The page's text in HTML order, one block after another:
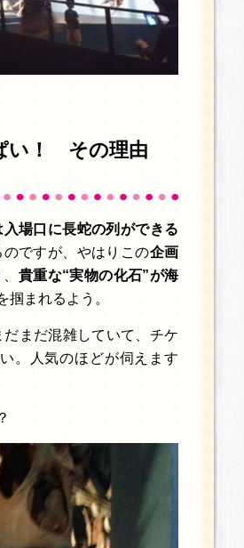
い！ その理由
入場口に長蛇の列ができる
ですが、やはりこの企画
貴重な“実物の化石”が海
掴まれるよう。
まだ混雑していて、チケ
。人気のほどが伺えます